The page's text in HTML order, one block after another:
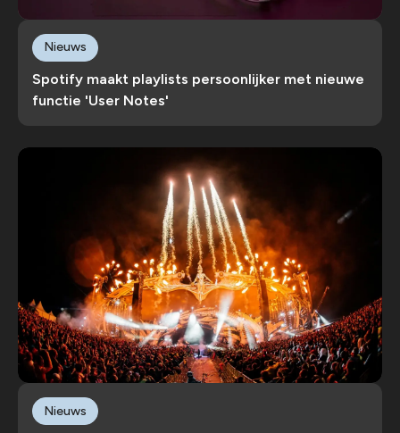
Spotify maakt playlists persoonlijker met nieuwe
functie 'User Notes'
Nieuws
Nieuws